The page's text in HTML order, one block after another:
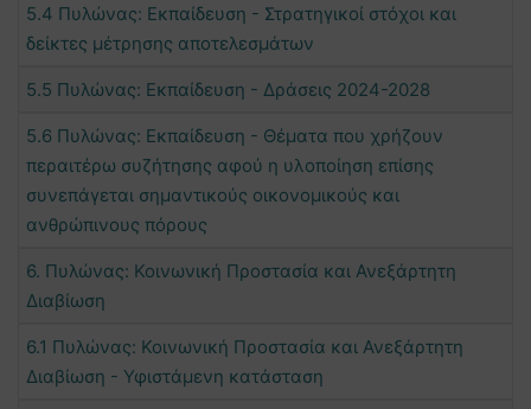
5.4 Πυλώνας: Εκπαίδευση - Στρατηγικοί στόχοι και
δείκτες μέτρησης αποτελεσμάτων
5.5 Πυλώνας: Εκπαίδευση - Δράσεις 2024-2028
5.6 Πυλώνας: Εκπαίδευση - Θέματα που χρήζουν
περαιτέρω συζήτησης αφού η υλοποίηση επίσης
συνεπάγεται σημαντικούς οικονομικούς και
ανθρώπινους πόρους
6. Πυλώνας: Κοινωνική Προστασία και Ανεξάρτητη
Διαβίωση
6.1 Πυλώνας: Κοινωνική Προστασία και Ανεξάρτητη
Διαβίωση - Υφιστάμενη κατάσταση